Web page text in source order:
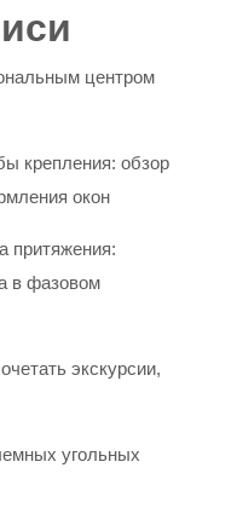
центром
крепления: обзор
окон
притяжения:
в фазовом
экскурсии,
угольных